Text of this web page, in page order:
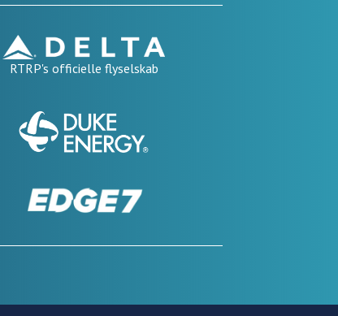
RTRP's officielle flyselskab